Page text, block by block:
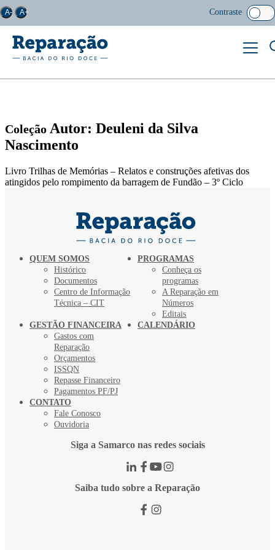
A- A+ Contraste
Coleção Autor: Deuleni da Silva
Nascimento
Livro Trilhas de Memórias – Relatos e construções afetivas dos
atingidos pelo rompimento da barragem de Fundão – 3º Ciclo
QUEM SOMOS
Histórico
Documentos
Centro de Informação
Técnica – CIT
PROGRAMAS
Conheça os
programas
A Reparação em
Números
Editais
GESTÃO FINANCEIRA
Gastos com
Reparação
Orçamentos
ISSQN
Repasse Financeiro
Pagamentos PF/PJ
CALENDÁRIO
CONTATO
Fale Conosco
Ouvidoria
Siga a Samarco nas redes sociais
Saiba tudo sobre a Reparação